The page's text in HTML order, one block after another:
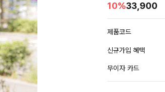
10%33,900
제품코드
신규가입 혜택
무이자 카드